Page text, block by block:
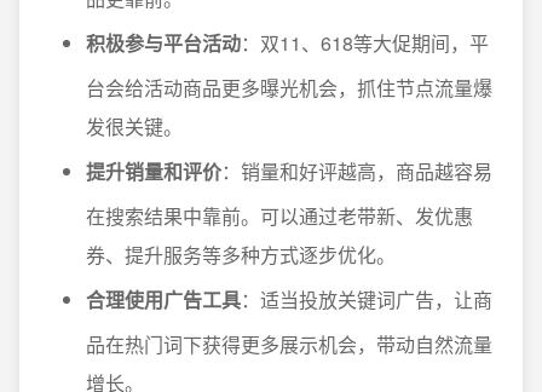
积极参与平台活动：双11、618等大促期间，平
台会给活动商品更多曝光机会，抓住节点流量爆
发很关键。
提升销量和评价：销量和好评越高，商品越容易
在搜索结果中靠前。可以通过老带新、发优惠
券、提升服务等多种方式逐步优化。
合理使用广告工具：适当投放关键词广告，让商
品在热门词下获得更多展示机会，带动自然流量
增长。